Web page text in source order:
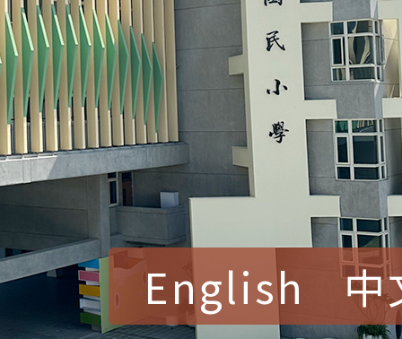
English 中
賀！本校參加桃園市中